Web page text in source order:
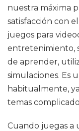
nuestra máxima
satisfacción con
juegos para
entretenimiento,
de aprender,
simulaciones. Es
habitualmente,
temas
Cuando juegas a